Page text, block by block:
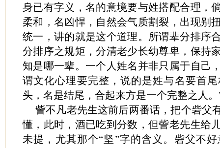
身已有字义，名的意境要与姓搭配合理，
柔和，名凶悍，自然会气质割裂，出现别
统一，讲的就是这个道理。所谓辈分排序
分排序之规矩，分清老少长幼尊卑，保持
知是哪一辈。一个人姓名并非只属于自己
谓文化心理要完整，说的是姓与名要首
头，名是结尾，合起来方是一个完整之人。
訾不凡老先生这前后两番话，把个砦父
懂，此时，酒已吃到分数，但訾老先生给
未提，尤其那个“坚”字的含义。砦父不